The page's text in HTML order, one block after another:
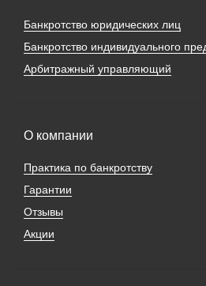
Банкротство юридических лиц
Банкротство индивидуального
Арбитражный управляющий
О компании
Практика по банкротству
Гарантии
Отзывы
Акции